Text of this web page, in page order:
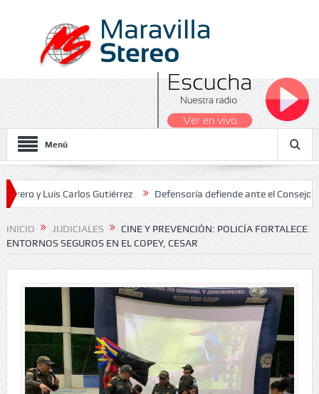
Menú
Carlos Gutiérrez Defensoría defiende ante el Consejo de
Nacionales 2026
INICIO JUDICIALES
CINE Y PREVENCIÓN: POLICÍA FORTALECE
ENTORNOS SEGUROS EN EL COPEY, CESAR